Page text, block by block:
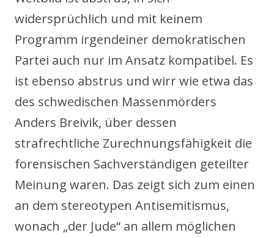
widersprüchlich und mit keinem
Programm irgendeiner demokratischen
Partei auch nur im Ansatz kompatibel. Es
ist ebenso abstrus und wirr wie etwa das
des schwedischen Massenmörders
Anders Breivik, über dessen
strafrechtliche Zurechnungsfähigkeit die
forensischen Sachverständigen geteilter
Meinung waren. Das zeigt sich zum einen
an dem stereotypen Antisemitismus,
wonach „der Jude“ an allem möglichen